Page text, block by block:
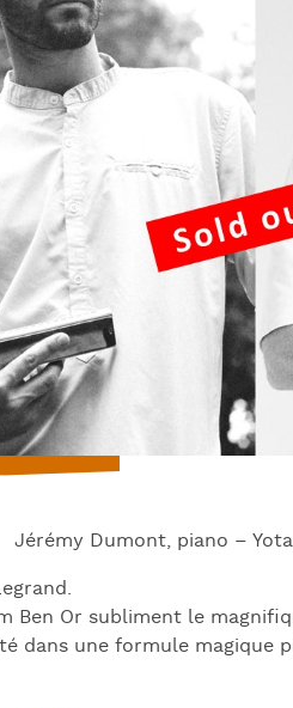
Jérémy Dumont, piano –
Ben Or subliment le
dans une formule magique